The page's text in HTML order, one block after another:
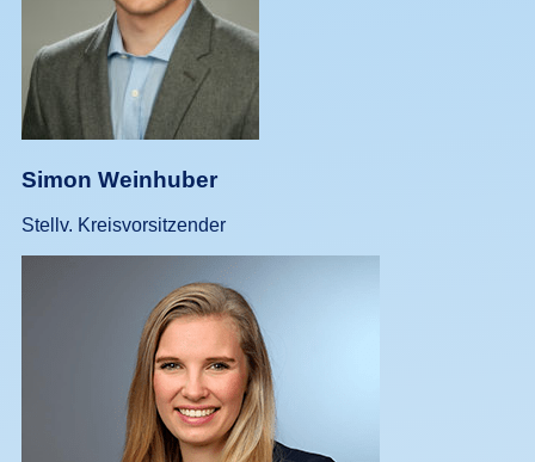
Simon Weinhuber
Stellv. Kreisvorsitzender